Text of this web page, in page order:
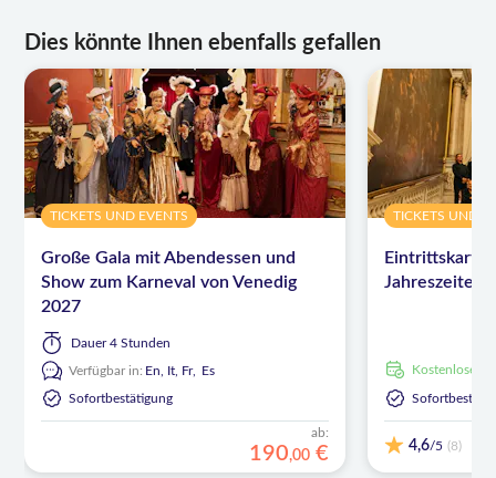
Dies könnte Ihnen ebenfalls gefallen
TICKETS UND EVENTS
Große Gala mit Abendessen und
Show zum Karneval von Venedig
2027
Dauer 4 Stunden
Verfügbar in: En, It, Fr, Es
Sofortbestätigung
ab:
190,00 €
TICKETS UND
Jahreszeiten
kostenlose
4,6/5 (8)